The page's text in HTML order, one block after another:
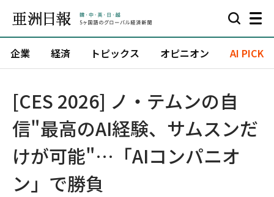
企業 経済 トピックス オピニオン AI PICK
[CES 2026] ノ・テムンの自
信"最高のAI経験、サムスンだ
けが可能"…「AIコンパニオ
ン」で勝負